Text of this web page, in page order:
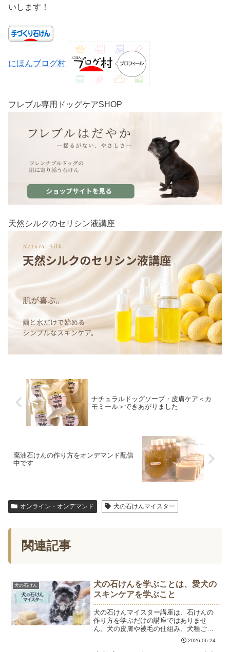
いします！
にほんブログ村
フレブル専用ドッグケアSHOP
天然シルクのセリシン液講座
ナチュラルドッグソープ・皮膚ケア＜カ
モミール＞できあがりました
廃油石けんの作り方をオンデマンド配信
中です
オンライン・オンデマンド 犬の石けんマイスター
関連記事
犬の石けん
犬の石けんを学ぶことは、愛犬の
スキンケアを学ぶこと
犬の石けんマイスター講座は、石けんの
作り方を学ぶだけの講座ではありませ
ん。犬の皮膚や被毛の仕組み、犬種ごと
の特徴、シャンプーの考え方など、愛犬
のスキンケアに必要な知識を学ぶことが
2026.06.24